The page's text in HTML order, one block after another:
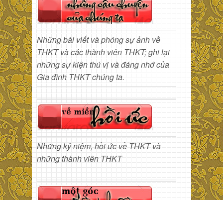
Những bài viết và phóng sự ảnh về
THKT và các thành viên THKT; ghi lại
những sự kiện thú vị và đáng nhớ của
Gia đình THKT chúng ta.
Những kỷ niệm, hồi ức về THKT và
những thành viên THKT